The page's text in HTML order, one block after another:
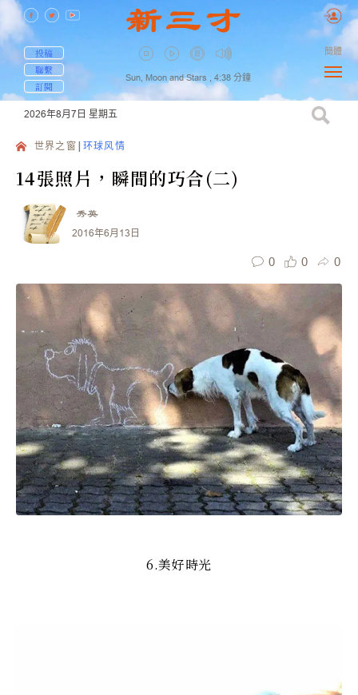
投稿
聯繫
訂閱
Sun, Moon and Stars , 4:38 分鐘
簡體
2026年8月7日 星期五
世界之窗 环球风情
14張照片，瞬間的巧合(二)
秀英
2016年6月13日
0 0 0
6.美好時光